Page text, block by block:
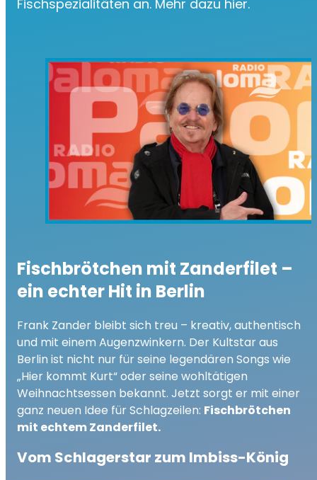
Fischspezialitäten an. Mehr dazu hier.
Fischbrötchen mit Zanderfilet –
ein echter Hit in Berlin
Frank Zander bleibt sich treu – kreativ, authentisch
und mit einem Augenzwinkern. Der Kultstar aus
Berlin ist nicht nur für seine legendären Songs wie
„Hier kommt Kurt“ oder seine wohltätigen
Weihnachtsessen bekannt. Jetzt sorgt er mit einer
ganz neuen Idee für Schlagzeilen: Fischbrötchen
mit echtem Zanderfilet.
Vom Schlagerstar zum Imbiss-König